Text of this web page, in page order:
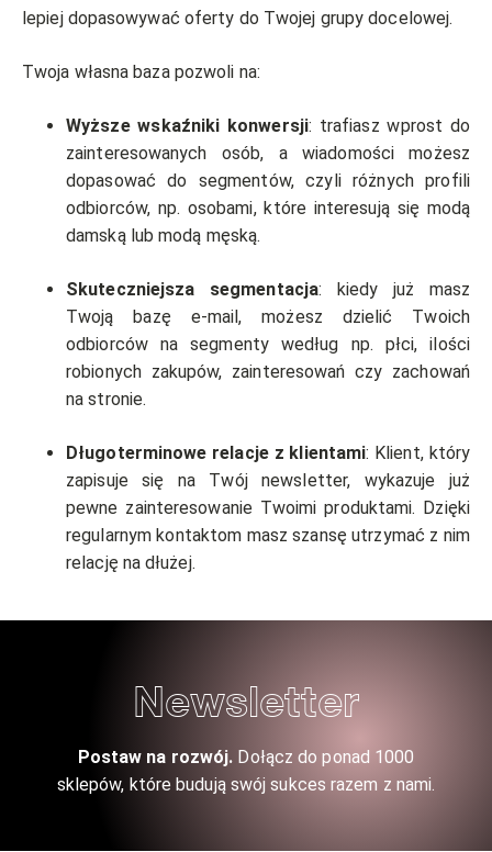
lepiej dopasowywać oferty do Twojej grupy docelowej.
Twoja własna baza pozwoli na:
Wyższe wskaźniki konwersji: trafiasz wprost do
zainteresowanych osób, a wiadomości możesz
dopasować do segmentów, czyli różnych profili
odbiorców, np. osobami, które interesują się modą
damską lub modą męską.
Skuteczniejsza segmentacja: kiedy już masz
Twoją bazę e-mail, możesz dzielić Twoich
odbiorców na segmenty według np. płci, ilości
robionych zakupów, zainteresowań czy zachowań
na stronie.
Długoterminowe relacje z klientami: Klient, który
zapisuje się na Twój newsletter, wykazuje już
pewne zainteresowanie Twoimi produktami. Dzięki
regularnym kontaktom masz szansę utrzymać z nim
relację na dłużej.
Newsletter
Postaw na rozwój. Dołącz do ponad 1000
sklepów, które budują swój sukces razem z nami.